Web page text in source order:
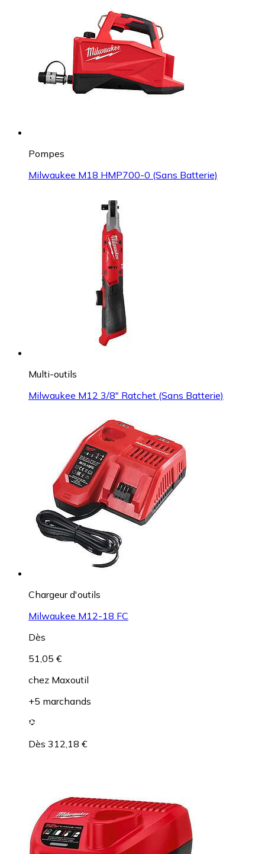
Pompes
Milwaukee M18 HMP700-0 (Sans Batterie)
Multi-outils
Milwaukee M12 3/8" Ratchet (Sans Batterie)
Chargeur d'outils
Milwaukee M12-18 FC
Dès
51,05 €
chez Maxoutil
+5 marchands
Dès 312,18 €